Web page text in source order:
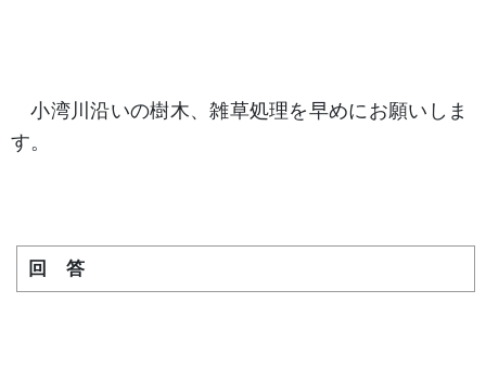
小湾川沿いの樹木、雑草処理を早めにお願いしま
す。
回 答